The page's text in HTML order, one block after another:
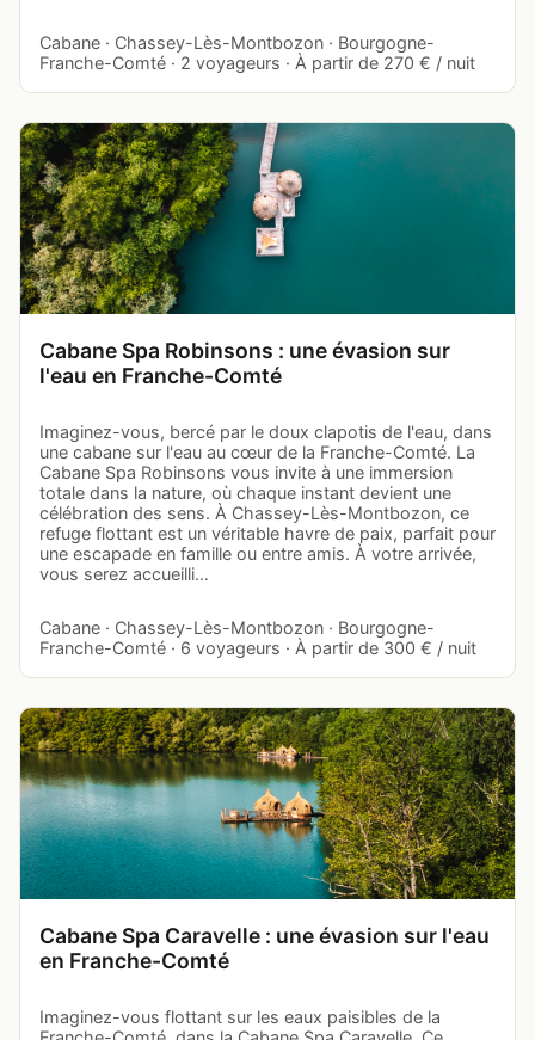
Cabane · Chassey-Lès-Montbozon · Bourgogne-
Franche-Comté · 2 voyageurs · À partir de 270 € / nuit
Cabane Spa Robinsons : une évasion sur
l'eau en Franche-Comté
Imaginez-vous, bercé par le doux clapotis de l'eau, dans
une cabane sur l'eau au cœur de la Franche-Comté. La
Cabane Spa Robinsons vous invite à une immersion
totale dans la nature, où chaque instant devient une
célébration des sens. À Chassey-Lès-Montbozon, ce
refuge flottant est un véritable havre de paix, parfait pour
une escapade en famille ou entre amis. À votre arrivée,
vous serez accueilli…
Cabane · Chassey-Lès-Montbozon · Bourgogne-
Franche-Comté · 6 voyageurs · À partir de 300 € / nuit
Cabane Spa Caravelle : une évasion sur l'eau
en Franche-Comté
Imaginez-vous flottant sur les eaux paisibles de la